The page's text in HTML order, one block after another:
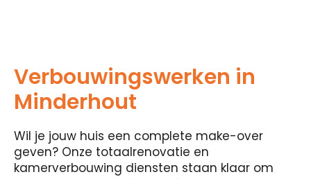
Verbouwingswerken in
Minderhout
Wil je jouw huis een complete make-over
geven? Onze totaalrenovatie en
kamerverbouwing diensten staan ​​klaar om